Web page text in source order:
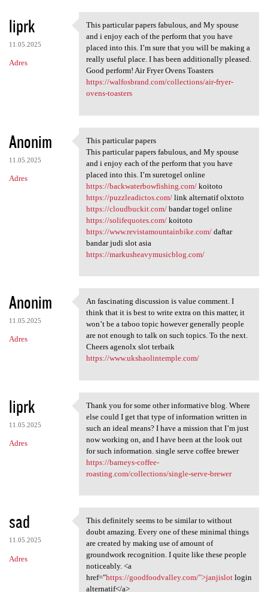
liprk
11.05.2025
Adres
This particular papers
This particular papers fabulous, and My spouse
and i enjoy each of the perform that you have
placed into this. I’m sure that you will be making a
really useful place. I has been additionally pleased.
Good perform! Air Fryer Ovens Toasters
https://walfosbrand.com/collections/air-fryer-
ovens-toasters
Anonim
11.05.2025
Adres
This particular papers
This particular papers
This particular papers fabulous, and My spouse
and i enjoy each of the perform that you have
placed into this. I’m suretogel online
https://backwaterbowfishing.com/koitoto
https://puzzleadictos.com/link alternatif olxtoto
https://cloudbuckit.com/bandar togel online
https://solifequotes.com/koitoto
https://www.revistamountainbike.com/daftar
bandar judi slot asia
https://markusheavymusicblog.com/
Anonim
11.05.2025
Adres
An fascinating discussion is
An fascinating discussion is value comment. I
think that it is best to write extra on this matter, it
won’t be a taboo topic however generally people
are not enough to talk on such topics. To the next.
Cheers agenolx slot terbaik
https://www.ukshaolintemple.com/
liprk
11.05.2025
Adres
Thank you for some other
Thank you for some other informative blog. Where
else could I get that type of information written in
such an ideal means? I have a mission that I’m just
now working on, and I have been at the look out
for such information. single serve coffee brewer
https://barneys-coffee-
roasting.com/collections/single-serve-brewer
sad
11.05.2025
Adres
This definitely seems to be
This definitely seems to be similar to without
doubt amazing. Every one of these minimal things
are created by making use of amount of
groundwork recognition. I quite like these people
noticeably. <a
href="https://goodfoodvalley.com/">janjislotlogin
alternatif</a>